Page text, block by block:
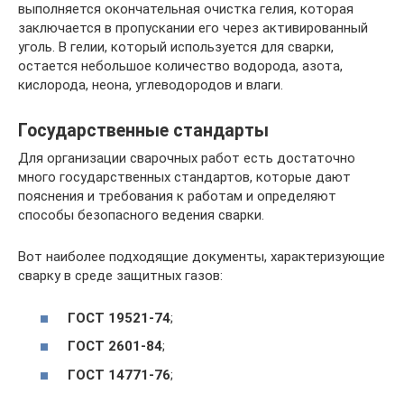
выполняется окончательная очистка гелия, которая
заключается в пропускании его через активированный
уголь. В гелии, который используется для сварки,
остается небольшое количество водорода, азота,
кислорода, неона, углеводородов и влаги.
Государственные стандарты
Для организации сварочных работ есть достаточно
много государственных стандартов, которые дают
пояснения и требования к работам и определяют
способы безопасного ведения сварки.
Вот наиболее подходящие документы, характеризующие
сварку в среде защитных газов:
ГОСТ 19521-74;
ГОСТ 2601-84;
ГОСТ 14771-76;